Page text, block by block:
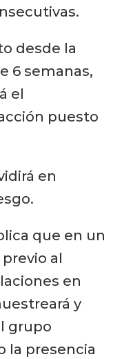
desde la
6 semanas,
el
puesto
en
que en un
al
en
y
grupo
la presencia